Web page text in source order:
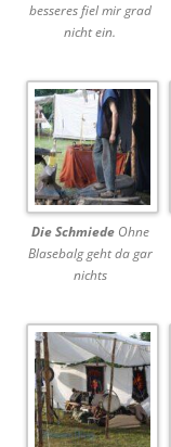
besseres fiel mir grad
nicht ein.
Die SchmiedeOhne
Blasebalg geht da gar
nichts